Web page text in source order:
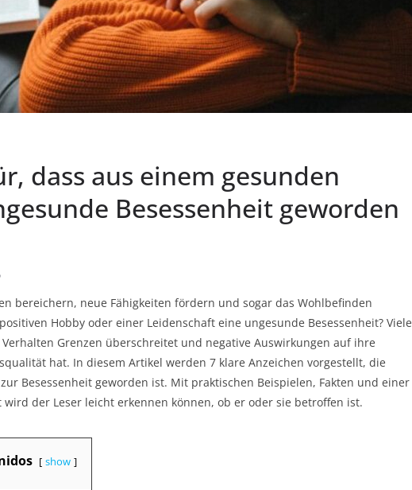
dass aus einem gesunden
Besessenheit geworden
bereichern, neue Fähigkeiten fördern und sogar das Wohlbefinden
Hobby oder einer Leidenschaft eine ungesunde Besessenheit? Viele
Grenzen überschreitet und negative Auswirkungen auf ihre
hat. In diesem Artikel werden 7 klare Anzeichen vorgestellt, die
Besessenheit geworden ist. Mit praktischen Beispielen, Fakten und einer
der Leser leicht erkennen können, ob er oder sie betroffen ist.
show